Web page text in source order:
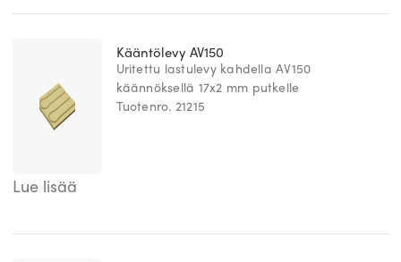
Kääntölevy AV150
Uritettu lastulevy kahdella AV150
käännöksellä 17x2 mm putkelle
Tuotenro. 21215
Lue lisää